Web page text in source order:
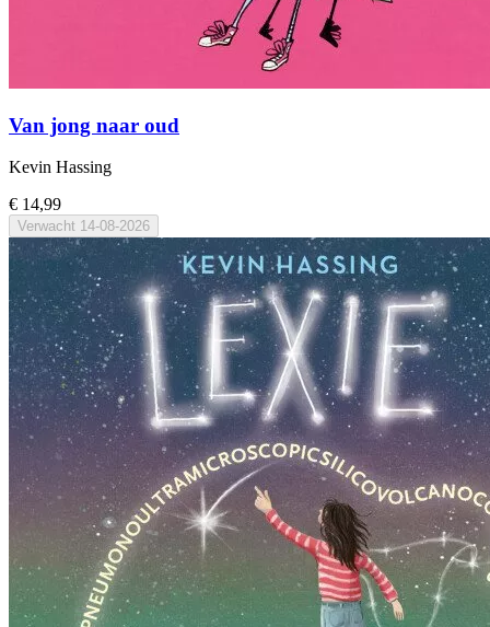
Van jong naar oud
Kevin Hassing
€ 14,99
Verwacht 14-08-2026